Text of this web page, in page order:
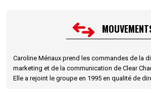
Caroline Mériaux prend les commandes de la
marketing et de la communication de Clear
Elle a rejoint le groupe en 1995 en qualité de